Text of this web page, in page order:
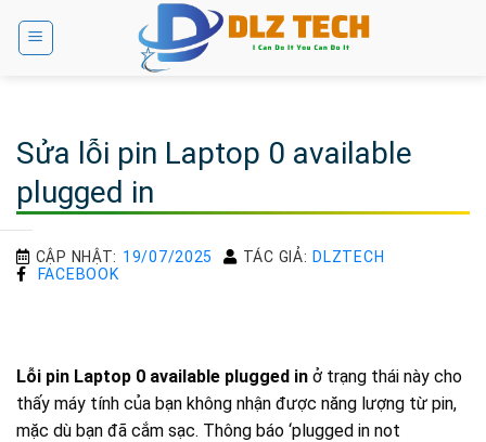
Sửa lỗi pin Laptop 0 available
plugged in
CẬP NHẬT: 19/07/2025 TÁC GIẢ: DLZTECH
FACEBOOK
Lỗi pin Laptop 0 available plugged in ở trạng thái này cho
thấy máy tính của bạn không nhận được năng lượng từ pin,
mặc dù bạn đã cắm sạc. Thông báo ‘plugged in not